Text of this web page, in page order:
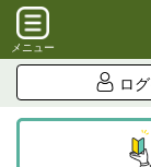
メニュー
ロ